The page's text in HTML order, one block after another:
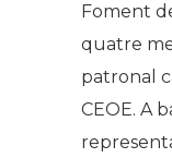
Foment
quatre
patronal
CEOE. A